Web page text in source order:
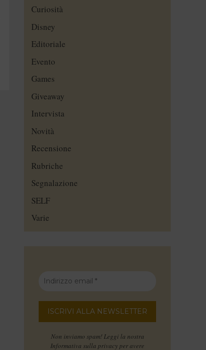
Curiosità
Disney
Editoriale
Evento
Games
Giveaway
Intervista
Novità
Recensione
Rubriche
Segnalazione
SELF
Varie
Non inviamo spam! Leggi la nostra
Informativa sulla privacy per avere